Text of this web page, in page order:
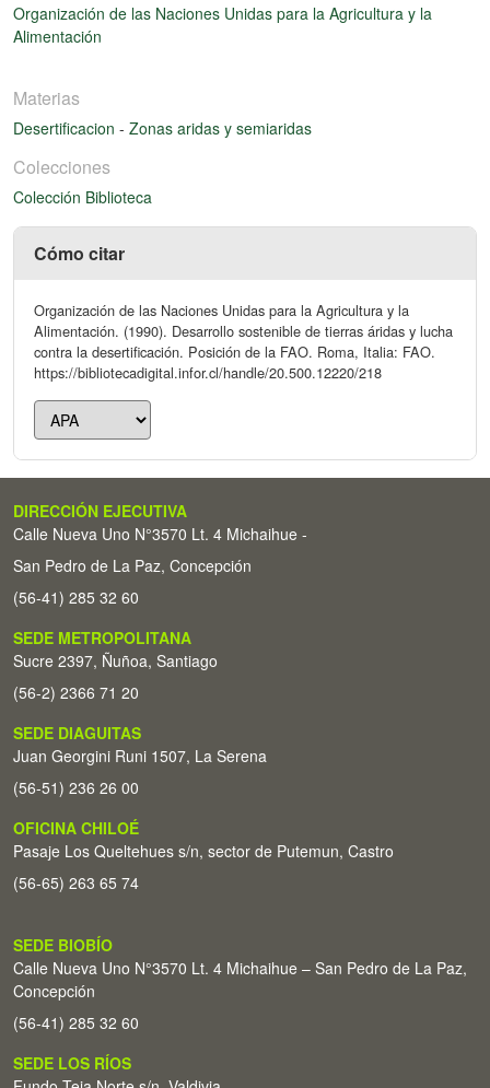
Organización de las Naciones Unidas para la Agricultura y la
Alimentación
Materias
Desertificacion - Zonas aridas y semiaridas
Colecciones
Colección Biblioteca
Cómo citar
Organización de las Naciones Unidas para la Agricultura y la
Alimentación. (1990). Desarrollo sostenible de tierras áridas y lucha
contra la desertificación. Posición de la FAO. Roma, Italia: FAO.
https://bibliotecadigital.infor.cl/handle/20.500.12220/218
DIRECCIÓN EJECUTIVA
Calle Nueva Uno N°3570 Lt. 4 Michaihue -
San Pedro de La Paz, Concepción
(56-41) 285 32 60
SEDE METROPOLITANA
Sucre 2397, Ñuñoa, Santiago
(56-2) 2366 71 20
SEDE DIAGUITAS
Juan Georgini Runi 1507, La Serena
(56-51) 236 26 00
OFICINA CHILOÉ
Pasaje Los Queltehues s/n, sector de Putemun, Castro
(56-65) 263 65 74
SEDE BIOBÍO
Calle Nueva Uno N°3570 Lt. 4 Michaihue – San Pedro de La Paz,
Concepción
(56-41) 285 32 60
SEDE LOS RÍOS